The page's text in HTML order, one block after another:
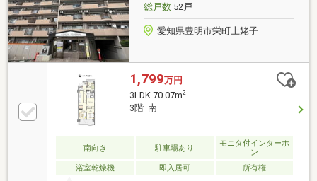
総戸数52戸
愛知県豊明市栄町上姥子
1,799万円
3LDK 70.07m2
3階 南
南向き 駐車場あり
モニタ付インターホ
ン
浴室乾燥機
即入居可 所有権